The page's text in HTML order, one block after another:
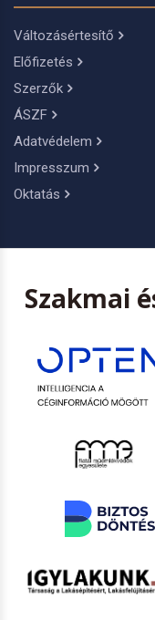
Változásértesítő
Előfizetés
Szerzők
ÁSZF
Adatvédelem
Impresszum
Oktatás
Szakmai